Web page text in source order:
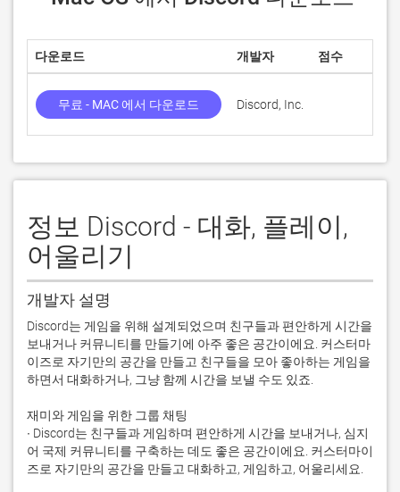
다운로드 개발자 점수
무료 - MAC 에서 다운로드 Discord, Inc.
정보 Discord - 대화, 플레이,
어울리기
개발자 설명
Discord는 게임을 위해 설계되었으며 친구들과 편안하게 시간을
보내거나 커뮤니티를 만들기에 아주 좋은 공간이에요. 커스터마
이즈로 자기만의 공간을 만들고 친구들을 모아 좋아하는 게임을
하면서 대화하거나, 그냥 함께 시간을 보낼 수도 있죠.
재미와 게임을 위한 그룹 채팅
∙ Discord는 친구들과 게임하며 편안하게 시간을 보내거나, 심지
어 국제 커뮤니티를 구축하는 데도 좋은 공간이에요. 커스터마이
즈로 자기만의 공간을 만들고 대화하고, 게임하고, 어울리세요.